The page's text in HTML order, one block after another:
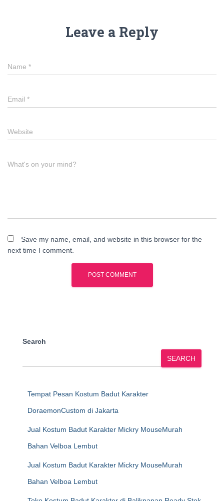
Leave a Reply
Name *
Email *
Website
What's on your mind?
Save my name, email, and website in this browser for the
next time I comment.
Search
SEARCH
Tempat Pesan Kostum Badut Karakter
DoraemonCustom di Jakarta
Jual Kostum Badut Karakter Mickry MouseMurah
Bahan Velboa Lembut
Jual Kostum Badut Karakter Mickry MouseMurah
Bahan Velboa Lembut